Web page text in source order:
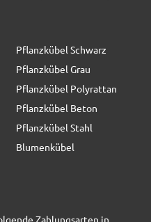
Pflanzkübel Schwarz
Pflanzkübel Grau
Pflanzkübel Polyrattan
Pflanzkübel Beton
Pflanzkübel Stahl
Blumenkübel
Zahlungsarten in